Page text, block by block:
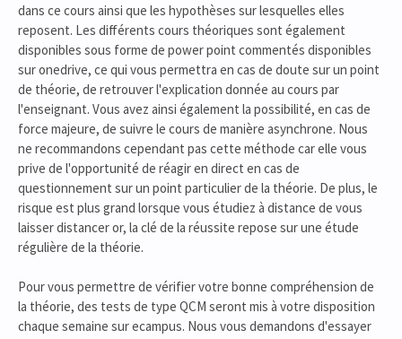
dans ce cours ainsi que les hypothèses sur lesquelles elles
reposent. Les différents cours théoriques sont également
disponibles sous forme de power point commentés disponibles
sur onedrive, ce qui vous permettra en cas de doute sur un point
de théorie, de retrouver l'explication donnée au cours par
l'enseignant. Vous avez ainsi également la possibilité, en cas de
force majeure, de suivre le cours de manière asynchrone. Nous
ne recommandons cependant pas cette méthode car elle vous
prive de l'opportunité de réagir en direct en cas de
questionnement sur un point particulier de la théorie. De plus, le
risque est plus grand lorsque vous étudiez à distance de vous
laisser distancer or, la clé de la réussite repose sur une étude
régulière de la théorie.
Pour vous permettre de vérifier votre bonne compréhension de
la théorie, des tests de type QCM seront mis à votre disposition
chaque semaine sur ecampus. Nous vous demandons d'essayer